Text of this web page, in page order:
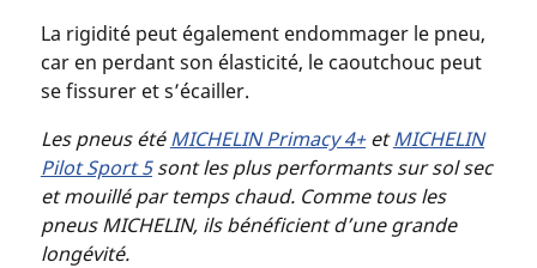
La rigidité peut également endommager le pneu,
car en perdant son élasticité, le caoutchouc peut
se fissurer et s’écailler.
Les pneus étéMICHELIN Primacy 4+etMICHELIN
Pilot Sport 5sont les plus performants sur sol sec
et mouillé par temps chaud. Comme tous les
pneus MICHELIN, ils bénéficient d’une grande
longévité.